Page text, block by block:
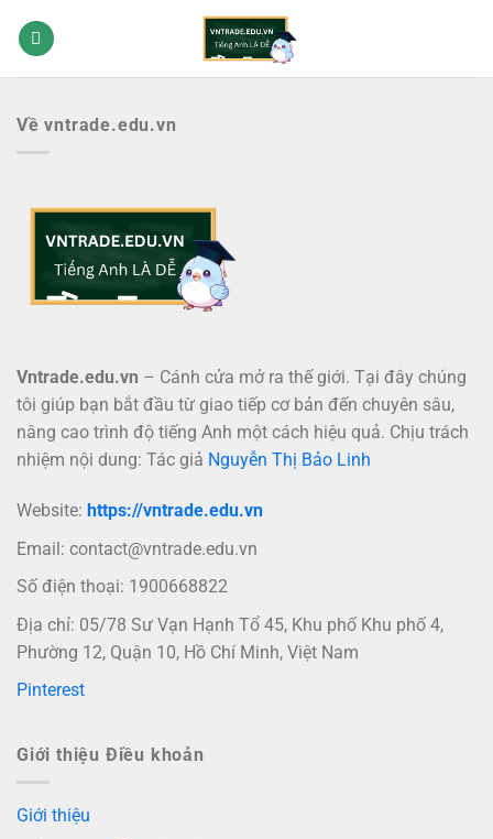
qua
Về vntrade.edu.vn
Vntrade.edu.vn – Cánh cửa mở ra thế giới. Tại đây chúng
tôi giúp bạn bắt đầu từ giao tiếp cơ bản đến chuyên sâu,
nâng cao trình độ tiếng Anh một cách hiệu quả. Chịu trách
nhiệm nội dung: Tác giả Nguyễn Thị Bảo Linh
Website: https://vntrade.edu.vn
Email: contact@vntrade.edu.vn
Số điện thoại: 1900668822
Địa chỉ: 05/78 Sư Vạn Hạnh Tổ 45, Khu phố Khu phố 4,
Phường 12, Quận 10, Hồ Chí Minh, Việt Nam
Pinterest
Giới thiệu Điều khoản
Giới thiệu